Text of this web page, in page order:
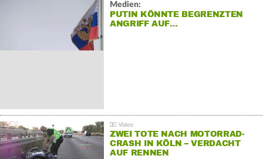
Medien:
PUTIN KÖNNTE BEGRENZTEN
ANGRIFF AUF…
ZWEI TOTE NACH MOTORRAD-
CRASH IN KÖLN – VERDACHT
AUF RENNEN